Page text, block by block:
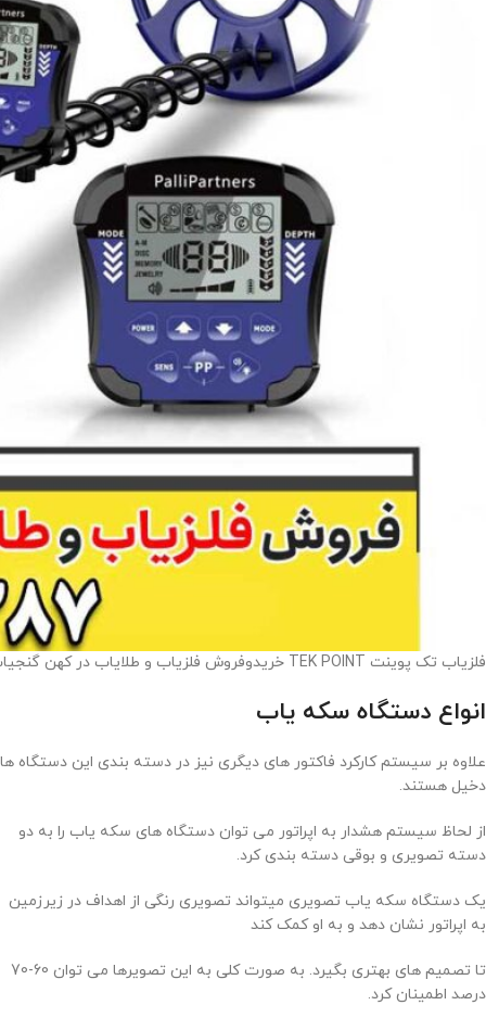
فلزیاب تک پوینت TEK POINT خریدوفروش فلزیاب و طلایاب در کهن گنجیاب
انواع دستگاه سکه یاب
علاوه بر سیستم کارکرد فاکتور های دیگری نیز در دسته بندی این دستگاه ها
دخیل هستند.
از لحاظ سیستم هشدار به اپراتور می توان دستگاه های سکه یاب را به دو
دسته تصویری و بوقی دسته بندی کرد.
یک دستگاه سکه یاب تصویری میتواند تصویری رنگی از اهداف در زیرزمین
به اپراتور نشان دهد و به او کمک کند
تا تصمیم های بهتری بگیرد. به صورت کلی به این تصویرها می توان 60-70
درصد اطمینان کرد.